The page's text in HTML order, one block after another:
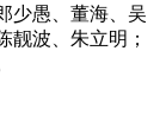
少愚、董海、吴
靓波、朱立明；